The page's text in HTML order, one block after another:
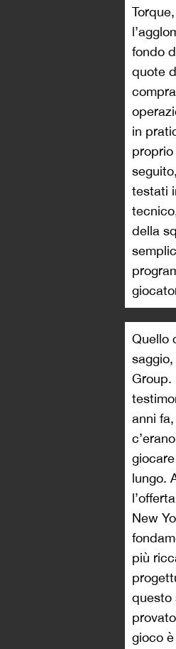
fondo
quote
in
testati
della
Quello
Group.
anni
lungo.
New
più
questo
gioco